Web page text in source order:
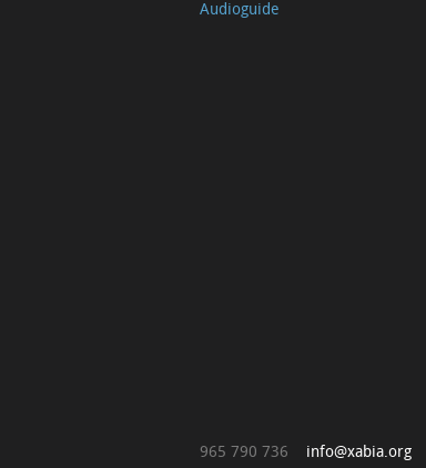
Audioguide
965 790 736 info@xabia.org